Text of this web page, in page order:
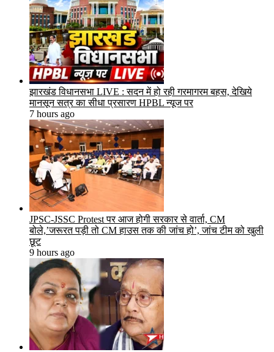
झारखंड विधानसभा LIVE : सदन में हो रही गरमागरम बहस, देखिये
मानसून सत्र का सीधा प्रसारण HPBL न्यूज पर
7 hours ago
JPSC-JSSC Protest पर आज होगी सरकार से वार्ता, CM
बोले,’जरूरत पड़ी तो CM हाउस तक की जांच हो’, जांच टीम को खुली
छूट
9 hours ago